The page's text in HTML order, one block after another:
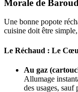
Morale de
Une bonne popote
cuisine doit être
Le Réchaud : Le
Au gaz
Allumage
des usages,